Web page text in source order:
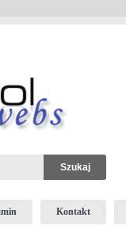
Kontakt